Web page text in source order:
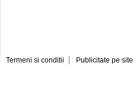
Termeni si conditii Publicitate pe site